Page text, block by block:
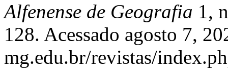
Alfenense de Geografia 1,
128. Acessado agosto 7,
mg.edu.br/revistas/